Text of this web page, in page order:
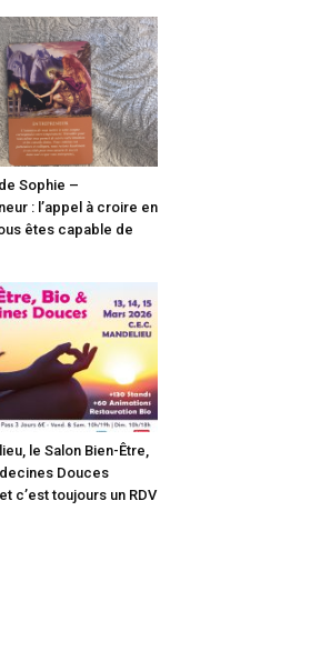
Sophie –
: l’appel à croire en
êtes capable de
le Salon Bien-Être,
Douces
c’est toujours un RDV